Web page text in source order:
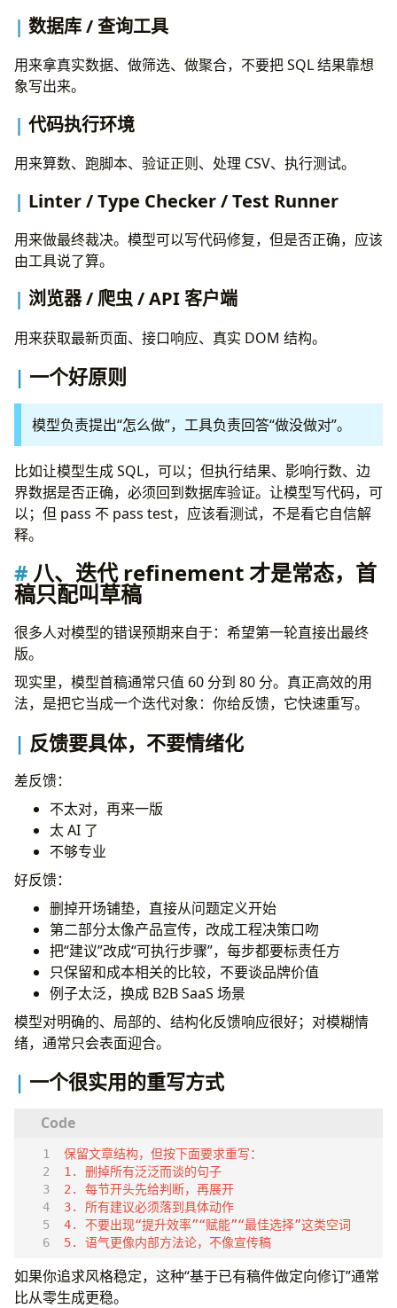
数据库 / 查询工具
用来拿真实数据、做筛选、做聚合，不要把 SQL 结果靠想
象写出来。
代码执行环境
用来算数、跑脚本、验证正则、处理 CSV、执行测试。
Linter / Type Checker / Test Runner
用来做最终裁决。模型可以写代码修复，但是否正确，应该
由工具说了算。
浏览器 / 爬虫 / API 客户端
用来获取最新页面、接口响应、真实 DOM 结构。
一个好原则
模型负责提出“怎么做”，工具负责回答“做没做对”。
比如让模型生成 SQL，可以；但执行结果、影响行数、边
界数据是否正确，必须回到数据库验证。让模型写代码，可
以；但 pass 不 pass test，应该看测试，不是看它自信解
释。
八、迭代 refinement 才是常态，首
稿只配叫草稿
很多人对模型的错误预期来自于：希望第一轮直接出最终
版。
现实里，模型首稿通常只值 60 分到 80 分。真正高效的用
法，是把它当成一个迭代对象：你给反馈，它快速重写。
反馈要具体，不要情绪化
差反馈：
不太对，再来一版
太 AI 了
不够专业
好反馈：
删掉开场铺垫，直接从问题定义开始
第二部分太像产品宣传，改成工程决策口吻
把“建议”改成“可执行步骤”，每步都要标责任方
只保留和成本相关的比较，不要谈品牌价值
例子太泛，换成 B2B SaaS 场景
模型对明确的、局部的、结构化反馈响应很好；对模糊情
绪，通常只会表面迎合。
一个很实用的重写方式
5. 语气更像内部方法论，不像宣传稿
如果你追求风格稳定，这种“基于已有稿件做定向修订”通常
比从零生成更稳。